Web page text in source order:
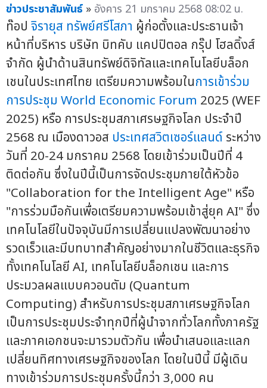
ข่าวประชาสัมพันธ์ » อังคาร 21 มกราคม 2568 08:02 น.
ท๊อป จิรายุส ทรัพย์ศรีโสภา ผู้ก่อตั้งและประธานเจ้า
หน้าที่บริหาร บริษัท บิทคับ แคปปิตอล กรุ๊ป โฮลดิ้งส์
จำกัด ผู้นำด้านสินทรัพย์ดิจิทัลและเทคโนโลยีบล็อก
เชนในประเทศไทย เตรียมความพร้อมในการเข้าร่วม
การประชุม World Economic Forum 2025 (WEF
2025) หรือ การประชุมสภาเศรษฐกิจโลก ประจำปี
2568 ณ เมืองดาวอส ประเทศสวิตเซอร์แลนด์ ระหว่าง
วันที่ 20-24 มกราคม 2568 โดยเข้าร่วมเป็นปีที่ 4
ติดต่อกัน ซึ่งในปีนี้เป็นการจัดประชุมภายใต้หัวข้อ
"Collaboration for the Intelligent Age" หรือ
"การร่วมมือกันเพื่อเตรียมความพร้อมเข้าสู่ยุค AI" ซึ่ง
เทคโนโลยีในปัจจุบันมีการเปลี่ยนแปลงพัฒนาอย่าง
รวดเร็วและมีบทบาทสำคัญอย่างมากในชีวิตและธุรกิจ
ทั้งเทคโนโลยี AI, เทคโนโลยีบล็อกเชน และการ
ประมวลผลแบบควอนตัม (Quantum
Computing) สำหรับการประชุมสภาเศรษฐกิจโลก
เป็นการประชุมประจำทุกปีที่ผู้นำจากทั่วโลกทั้งภาครัฐ
และภาคเอกชนจะมารวมตัวกัน เพื่อนำเสนอและแลก
เปลี่ยนทิศทางเศรษฐกิจของโลก โดยในปีนี้ มีผู้เดิน
ทางเข้าร่วมการประชุมครั้งนี้กว่า 3,000 คน